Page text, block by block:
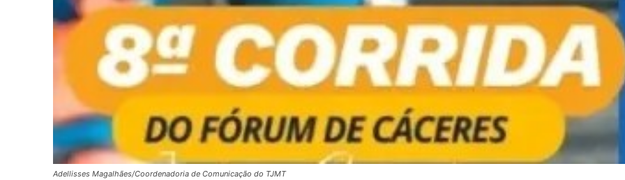
Adellisses Magalhães/Coordenadoria de Comunicação do TJMT